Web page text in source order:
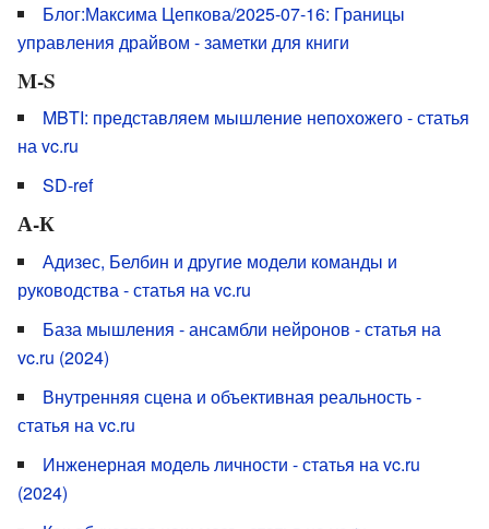
Блог:Максима Цепкова/2025-07-16: Границы
управления драйвом - заметки для книги
M-S
MBTI: представляем мышление непохожего - статья
на vc.ru
SD-ref
А-К
Адизес, Белбин и другие модели команды и
руководства - статья на vc.ru
База мышления - ансамбли нейронов - статья на
vc.ru (2024)
Внутренняя сцена и объективная реальность -
статья на vc.ru
Инженерная модель личности - статья на vc.ru
(2024)